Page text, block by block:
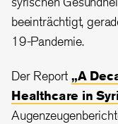
beeinträchtigt,
19-Pandemie.
Der Report„A
Healthcare in